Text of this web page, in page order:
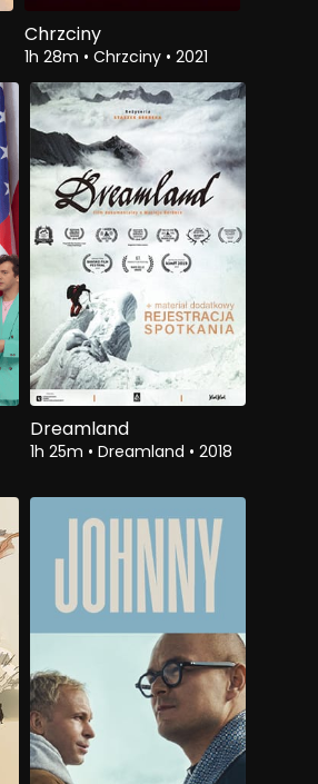
Chrzciny
1h 28m • Chrzciny • 2021
Zobacz$4.50
Dreamland
1h 25m • Dreamland • 2018